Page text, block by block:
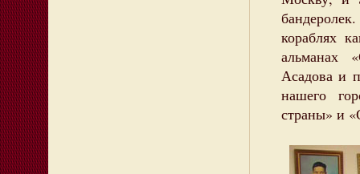
кораблях
альманах
Асадова и
нашего
страны» и